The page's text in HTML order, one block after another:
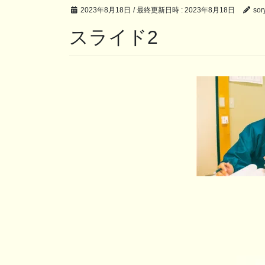
2023年8月18日 / 最終更新日時 : 2023年8月18日
スライド2